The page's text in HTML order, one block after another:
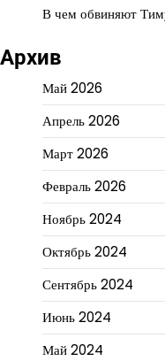
В чем обвиняют
Архив
Май 2026
Апрель 2026
Март 2026
Февраль 2026
Ноябрь 2024
Октябрь 2024
Сентябрь 2024
Июнь 2024
Май 2024